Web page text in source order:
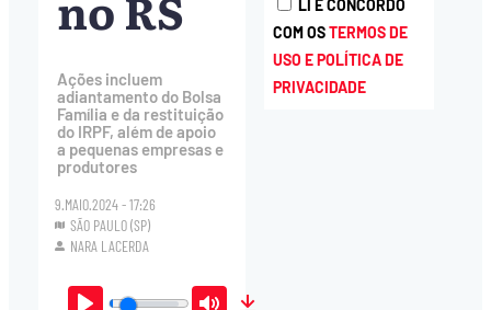
Ações incluem
adiantamento do Bolsa
Família e da restituição
do IRPF, além de apoio
a pequenas empresas e
produtores
9.MAIO.2024 - 17:26
SÃO PAULO (SP)
NARA LACERDA
LI E CONCORDO
COM OSTERMOS DE
USO E POLÍTICA DE
PRIVACIDADE